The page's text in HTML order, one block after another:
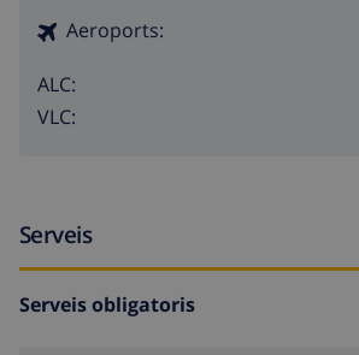
Aeroports:
ALC:
VLC:
Serveis
Serveis obligatoris